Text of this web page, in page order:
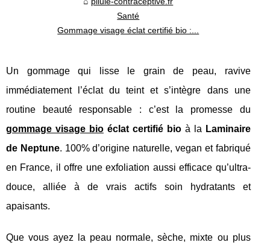
Santé
Gommage visage éclat certifié bio :...
Un gommage qui lisse le grain de peau, ravive
immédiatement l’éclat du teint et s’intègre dans une
routine beauté responsable : c’est la promesse du
gommage visage bioéclat certifié bioà la Laminaire
de Neptune. 100% d’origine naturelle, vegan et fabriqué
en France, il offre une exfoliation aussi efficace qu’ultra-
douce, alliée à de vrais actifs soin hydratants et
apaisants.
Que vous ayez la peau normale, sèche, mixte ou plus